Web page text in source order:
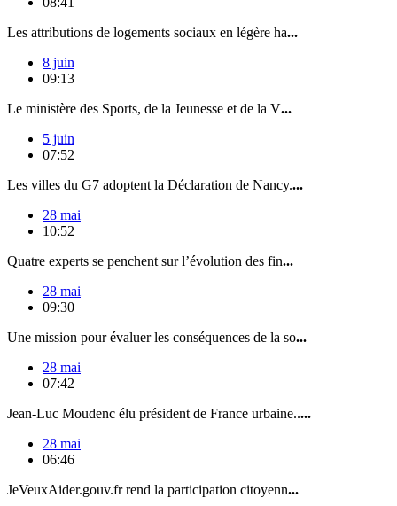
Les attributions de logements sociaux en légère ha...
8 juin
09:13
Le ministère des Sports, de la Jeunesse et de la V...
5 juin
07:52
Les villes du G7 adoptent la Déclaration de Nancy....
28 mai
10:52
Quatre experts se penchent sur l’évolution des fin...
28 mai
09:30
Une mission pour évaluer les conséquences de la so...
28 mai
07:42
Jean-Luc Moudenc élu président de France urbaine.....
28 mai
06:46
JeVeuxAider.gouv.fr rend la participation citoyenn...